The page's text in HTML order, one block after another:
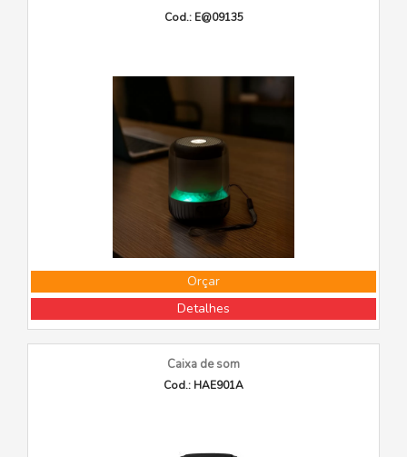
Cod.: E@09135
Orçar
Detalhes
Caixa de som
Cod.: HAE901A